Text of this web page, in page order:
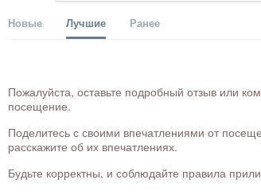
Новые Лучшие Ранее
Пожалуйста, оставьте подробный отзыв или
посещение.
Поделитесь с своими впечатлениями от
расскажите об их впечатлениях.
Будьте корректны, и соблюдайте правила